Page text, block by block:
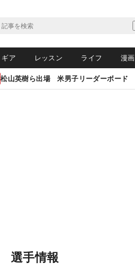
ギア レッスン ライフ 漫画
松山英樹ら出場 米男子リーダーボード
選手情報